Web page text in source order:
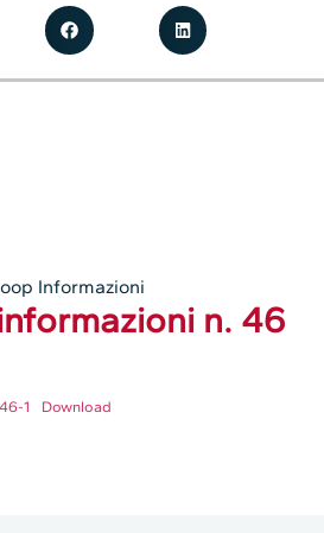
Informazioni
n. 46
1 Download